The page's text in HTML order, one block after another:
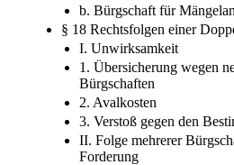
b. Bürgschaft für
§ 18 Rechtsfolgen einer
I. Unwirksamkeit
1. Übersicherung wegen
Bürgschaften
2. Avalkosten
3. Verstoß gegen den
II. Folge mehrerer
Forderung